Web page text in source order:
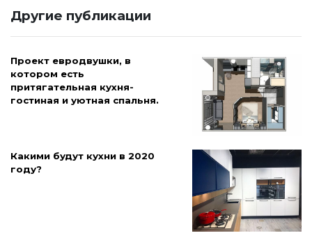
Другие публикации
Проект евродвушки, в
котором есть
притягательная кухня-
гостиная и уютная спальня.
Какими будут кухни в 2020
году?